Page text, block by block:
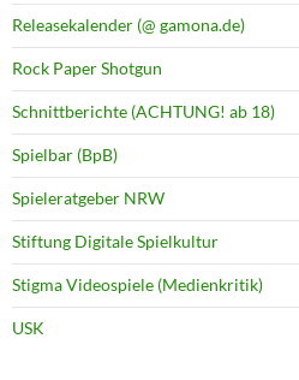
Releasekalender (@ gamona.de)
Rock Paper Shotgun
Schnittberichte (ACHTUNG! ab 18)
Spielbar (BpB)
Spieleratgeber NRW
Stiftung Digitale Spielkultur
Stigma Videospiele (Medienkritik)
USK